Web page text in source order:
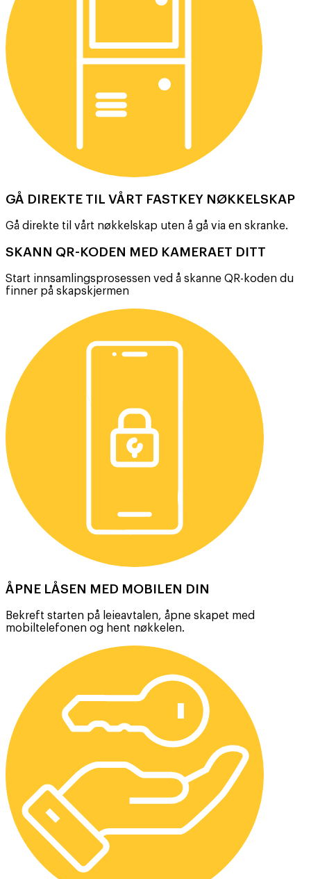
GÅ DIREKTE TIL VÅRT FASTKEY NØKKELSKAP
Gå direkte til vårt nøkkelskap uten å gå via en skranke.
SKANN QR-KODEN MED KAMERAET DITT
Start innsamlingsprosessen ved å skanne QR-koden du
finner på skapskjermen
ÅPNE LÅSEN MED MOBILEN DIN
Bekreft starten på leieavtalen, åpne skapet med
mobiltelefonen og hent nøkkelen.